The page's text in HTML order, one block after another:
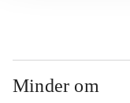
Minder om